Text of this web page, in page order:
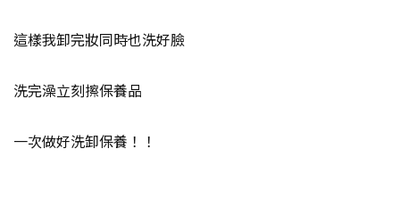
這樣我卸完妝同時也洗好臉
洗完澡立刻擦保養品
一次做好洗卸保養！！